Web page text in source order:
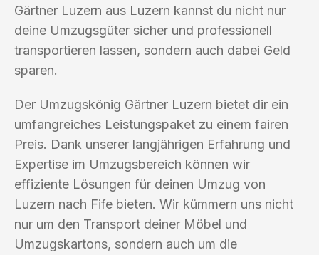
Gärtner Luzern aus Luzern kannst du nicht nur
deine Umzugsgüter sicher und professionell
transportieren lassen, sondern auch dabei Geld
sparen.
Der Umzugskönig Gärtner Luzern bietet dir ein
umfangreiches Leistungspaket zu einem fairen
Preis. Dank unserer langjährigen Erfahrung und
Expertise im Umzugsbereich können wir
effiziente Lösungen für deinen Umzug von
Luzern nach Fife bieten. Wir kümmern uns nicht
nur um den Transport deiner Möbel und
Umzugskartons, sondern auch um die